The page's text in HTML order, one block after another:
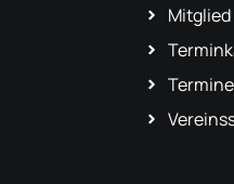
Termine